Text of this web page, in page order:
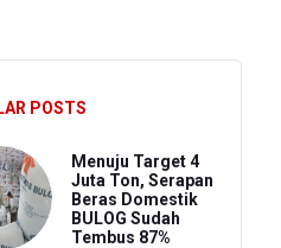
Terbatas
POSTS
Menuju Target 4
Juta Ton, Serapan
Beras Domestik
BULOG Sudah
Tembus 87%